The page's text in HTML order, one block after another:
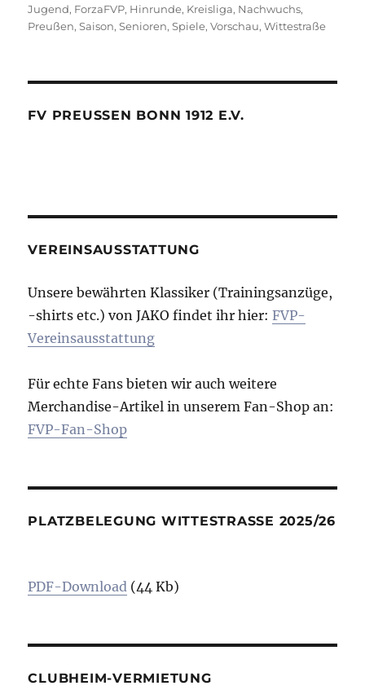
Jugend, ForzaFVP, Hinrunde, Kreisliga, Nachwuchs,
Preußen,Saison,Senioren,Spiele,Vorschau,Wittestraße
FV PREUSSEN BONN 1912 E.V.
VEREINSAUSSTATTUNG
Unsere bewährten Klassiker (Trainingsanzüge,
-shirts etc.) von JAKO findet ihr hier:FVP-
Vereinsausstattung
Für echte Fans bieten wir auch weitere
Merchandise-Artikel in unserem Fan-Shop an:
FVP-Fan-Shop
PLATZBELEGUNG WITTESTRASSE 2025/26
PDF-Download (44 Kb)
CLUBHEIM-VERMIETUNG